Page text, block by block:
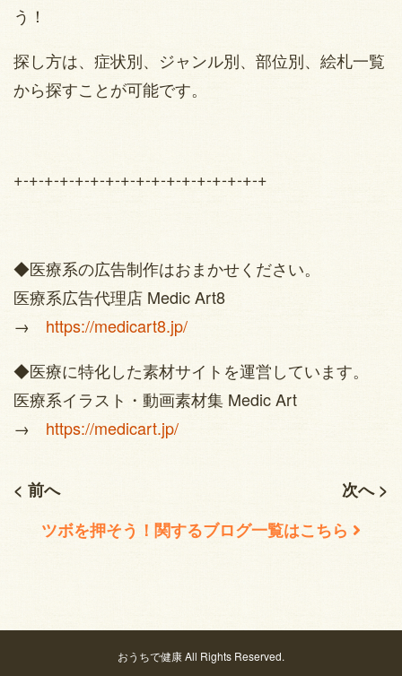
う！
探し方は、症状別、ジャンル別、部位別、絵札一覧
から探すことが可能です。
+-+-+-+-+-+-+-+-+-+-+-+-+-+-+-+-+
◆医療系の広告制作はおまかせください。
医療系広告代理店 Medic Art8
→ https://medicart8.jp/
◆医療に特化した素材サイトを運営しています。
医療系イラスト・動画素材集 Medic Art
→ https://medicart.jp/
< 前へ
次へ >
ツボを押そう！関するブログ一覧はこちら
おうちで健康 All Rights Reserved.